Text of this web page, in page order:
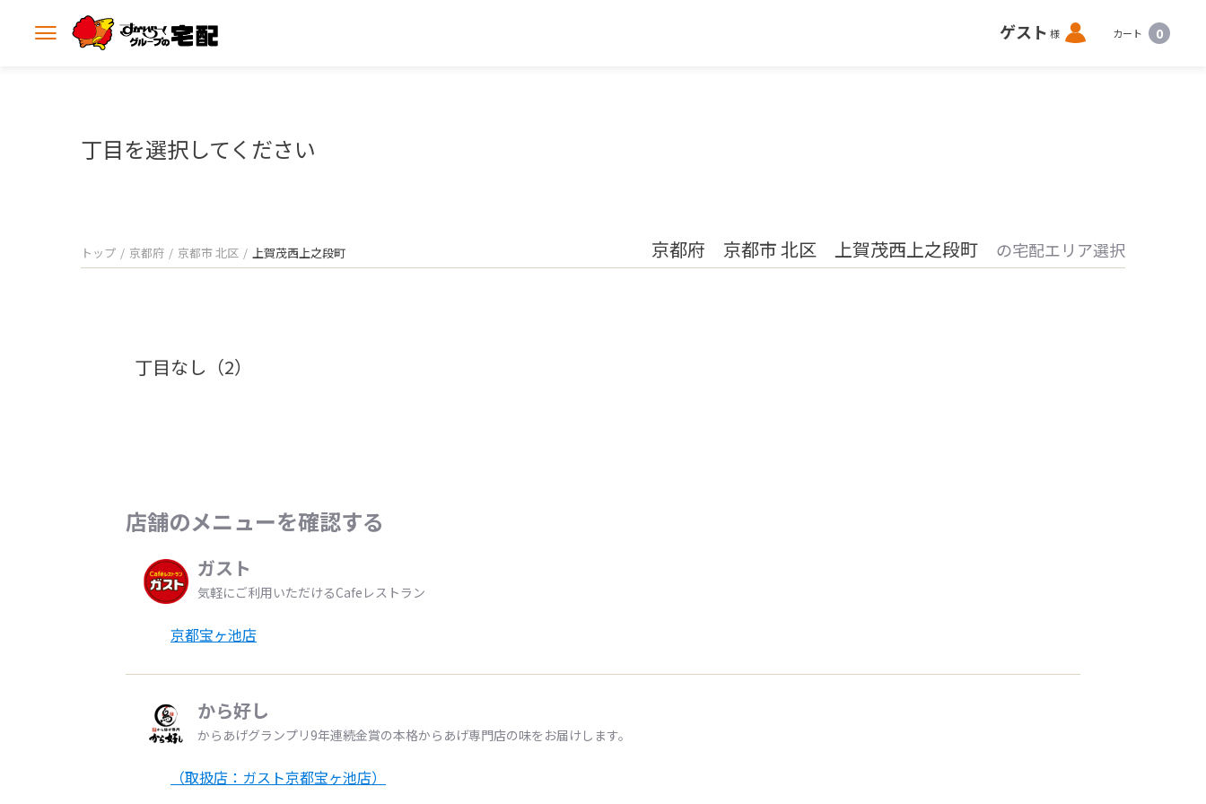
メ
ゲスト 様 ロ
グ
カート 0
丁目を選択してください
トップ 京都府 京都市 北区 上賀茂西上之段町 京都府 京都市 北区 上賀茂西上之段町 の宅配エリア選択
丁目なし（2）
店舗のメニューを確認する
ガスト
気軽にご利用いただけるCafeレストラン
京都宝ヶ池店
から好し
からあげグランプリ9年連続金賞の本格からあげ専門店の味をお届けします。
（取扱店：ガスト京都宝ヶ池店）